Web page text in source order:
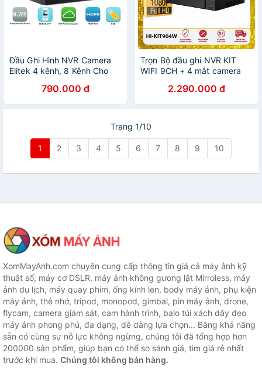
Đầu Ghi Hình NVR Camera
Elitek 4 kênh, 8 Kênh Cho
790.000 đ
Trọn Bộ đầu ghi NVR KIT
WIFI 9CH + 4 mắt camera
2.290.000 đ
Trang 1/10
1 2 3 4 5 6 7 8 9 10
XomMayAnh.com chuyên cung cấp thông tin giá cả máy ảnh kỹ
thuật số, máy cơ DSLR, máy ảnh không gương lật Mirroless, máy
ảnh du lịch, máy quay phim, ống kính len, body máy ảnh, phụ kiện
máy ảnh, thẻ nhớ, tripod, monopod, gimbal, pin máy ảnh, drone,
flycam, camera giám sát, cam hành trình, balo túi xách dây đeo
máy ảnh phong phú, đa dạng, dễ dàng lựa chọn... Bằng khả năng
sẵn có cùng sự nỗ lực không ngừng, chúng tôi đã tổng hợp hơn
200000 sản phẩm, giúp bạn có thể so sánh giá, tìm giá rẻ nhất
trước khi mua. Chúng tôi không bán hàng.